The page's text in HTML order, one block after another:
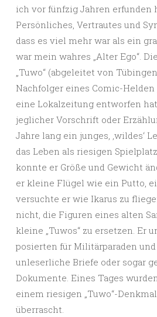
ich vor fünfzig Jahren erfunden
Persönliches, Vertrautes und
dass es viel mehr war als ein
war mein wahres „Alter Ego“.
„Tuwo“ (abgeleitet von
Nachfolger eines Comic-Helden
eine Lokalzeitung entworfen
jeglicher Vorschrift oder
Jahre lang ein junges, ‚wildes‘
das Leben als riesigen
konnte er Größe und Gewicht
er kleine Flügel wie ein Putto,
versuchte er wie Ikarus zu
nicht, die Figuren eines alten
kleine „Tuwos“ zu ersetzen. Er
posierten für Militärparaden
unleserliche Briefe oder sogar
Dokumente. Eines Tages
einem riesigen „Tuwo“-
überrascht.